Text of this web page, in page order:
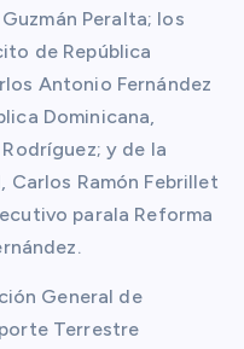
Peralta; los
de República
Antonio Fernández
Dominicana,
y de la
Carlos Ramón Febrillet
parala Reforma
General de
Terrestre